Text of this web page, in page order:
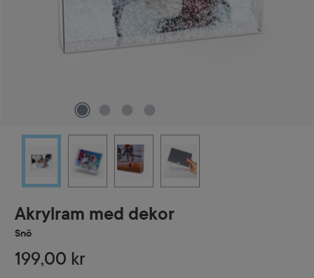
Akrylram med dekor
Snö
199,00 kr